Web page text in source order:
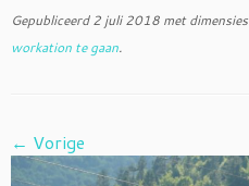
Gepubliceerd 2 juli 2018 met dimensies
workation te gaan.
← Vorige